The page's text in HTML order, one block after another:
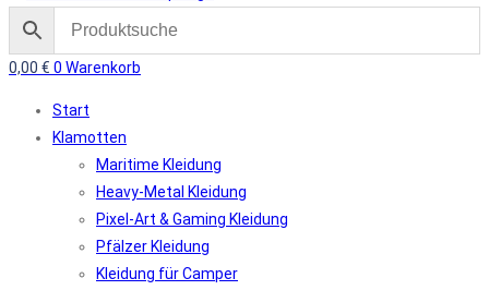
0,00 € 0 Warenkorb
Start
Klamotten
Maritime Kleidung
Heavy-Metal Kleidung
Pixel-Art & Gaming Kleidung
Pfälzer Kleidung
Kleidung für Camper